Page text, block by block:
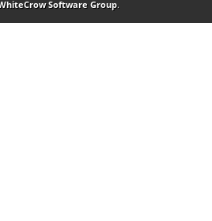
Software Group.